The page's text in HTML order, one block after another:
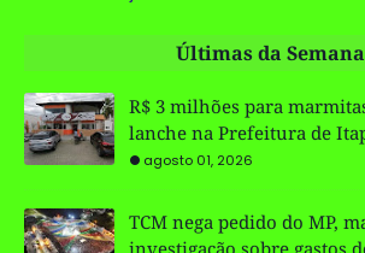
Últimas da Semana
R$ 3 milhões para
lanche na Prefeitura de
agosto 01, 2026
TCM nega pedido do MP,
investigação sobre gastos